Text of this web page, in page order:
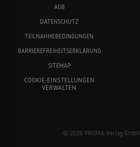
AGB
DATENSCHUTZ
TEILNAHMEBEDINGUNGEN
BARRIEREFREIHEITSERKLÄRUNG
SITEMAP
COOKIE-EINSTELLUNGEN
VERWALTEN
© 2026 PRISMA-Verlag GmbH